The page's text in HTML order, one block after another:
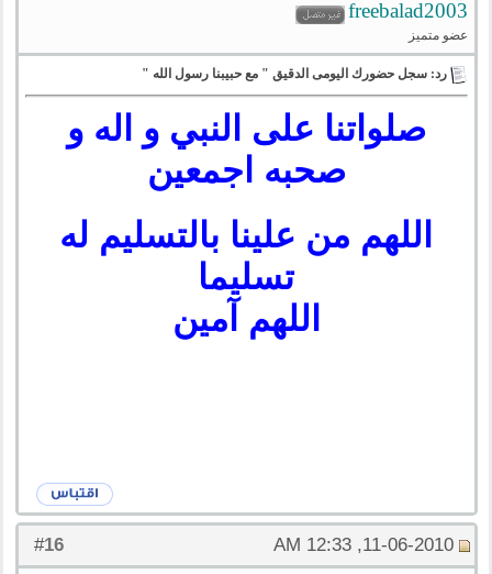
freebalad2003
عضو متميز
رد: سجل حضورك اليومى الدقيق " مع حبيبنا رسول الله "
صلواتنا على النبي و اله و
صحبه اجمعين
اللهم من علينا بالتسليم له
تسليما
اللهم آمين
#
16 11-06-2010, 12:33 AM